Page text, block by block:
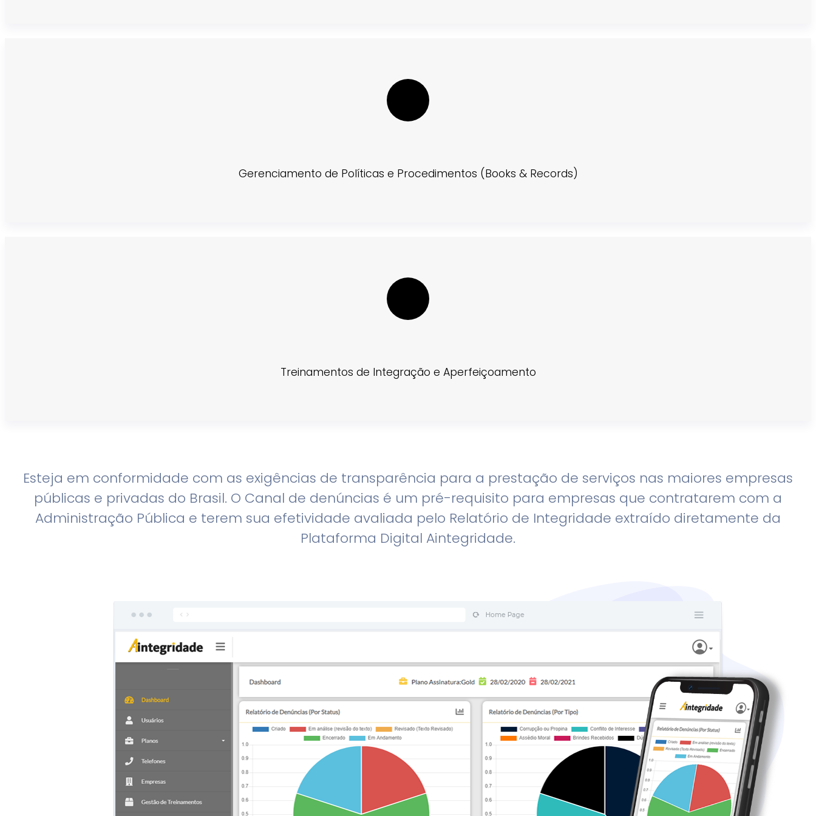
Gerenciamento de Políticas e Procedimentos (Books & Records)
Treinamentos de Integração e Aperfeiçoamento
Esteja em conformidade com as exigências de transparência para a prestação de serviços nas maiores empresas
públicas e privadas do Brasil. O Canal de denúncias é um pré-requisito para empresas que contratarem com a
Administração Pública e terem sua efetividade avaliada pelo Relatório de Integridade extraído diretamente da
Plataforma Digital Aintegridade.